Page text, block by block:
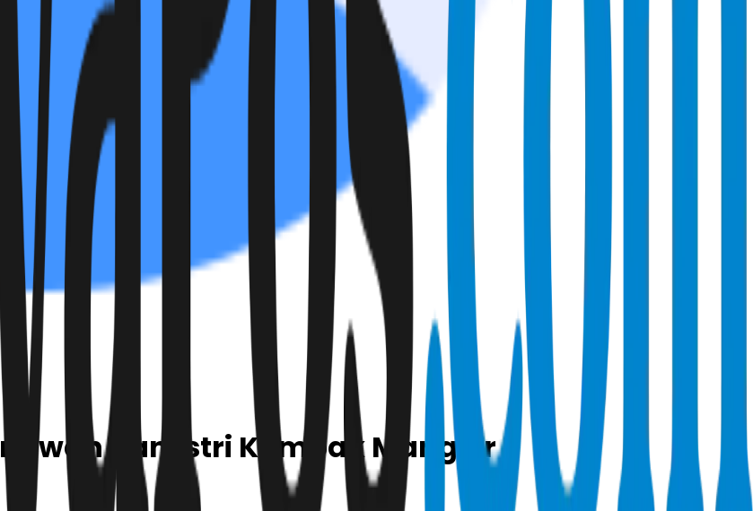
dan Istri Kompak Mangkir